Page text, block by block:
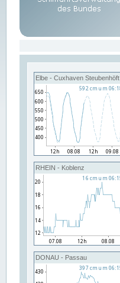
Elbe - Cuxhaven Steubenhöft
RHEIN - Koblenz
DONAU - Passau